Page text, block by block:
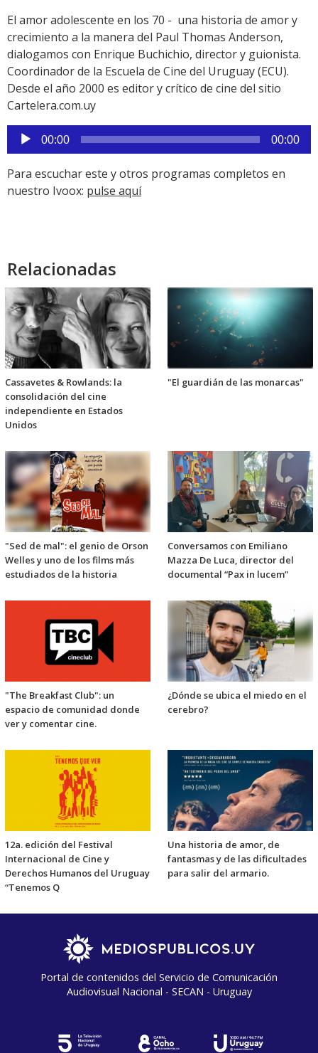
El amor adolescente en los 70 - una historia de amor y
crecimiento a la manera del Paul Thomas Anderson,
dialogamos con Enrique Buchichio, director y guionista.
Coordinador de la Escuela de Cine del Uruguay (ECU).
Desde el año 2000 es editor y crítico de cine del sitio
Cartelera.com.uy
Reproductor
de
audio
00:00 00:00
Para escuchar este y otros programas completos en
nuestro Ivoox: pulse aquí
Relacionadas
Cassavetes & Rowlands: la
consolidación del cine
independiente en Estados
Unidos
"El guardián de las monarcas"
"Sed de mal": el genio de Orson
Welles y uno de los films más
estudiados de la historia
Conversamos con Emiliano
Mazza De Luca, director del
documental “Pax in lucem”
"The Breakfast Club": un
espacio de comunidad donde
ver y comentar cine.
¿Dónde se ubica el miedo en el
cerebro?
12a. edición del Festival
Internacional de Cine y
Derechos Humanos del Uruguay
“Tenemos Q
Una historia de amor, de
fantasmas y de las dificultades
para salir del armario.
Portal de contenidos del Servicio de Comunicación
Audiovisual Nacional - SECAN - Uruguay